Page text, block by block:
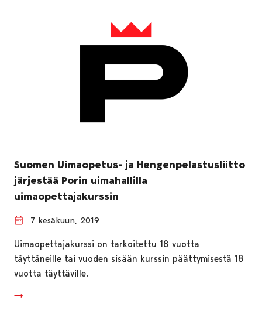
Suomen Uimaopetus- ja Hengenpelastusliitto
järjestää Porin uimahallilla
uimaopettajakurssin
7 kesäkuun, 2019
Uimaopettajakurssi on tarkoitettu 18 vuotta
täyttäneille tai vuoden sisään kurssin päättymisestä 18
vuotta täyttäville.